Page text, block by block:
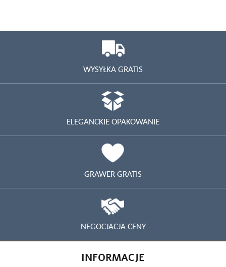
WYSYŁKA GRATIS
ELEGANCKIE OPAKOWANIE
GRAWER GRATIS
NEGOCJACJA CENY
INFORMACJE